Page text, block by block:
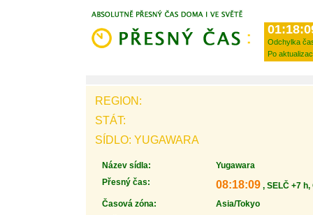
Odchylka
Po
REGION:
STÁT:
SÍDLO: YUGAWARA
Název sídla:
Yugawara
Přesný čas:
08:18:09 , SELČ +7 h,
Časová zóna:
Asia/Tokyo